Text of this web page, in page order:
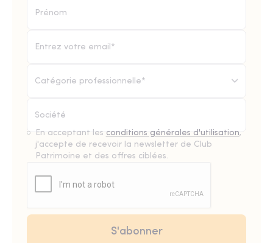
Catégorie professionnelle*
En acceptant les conditions générales d'utilisation,
j'accepte de recevoir la newsletter de Club
Patrimoine et des offres ciblées.